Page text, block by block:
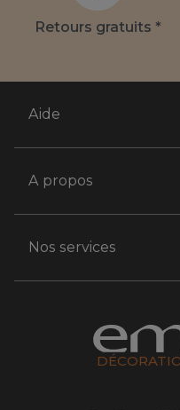
Retours gratuits *
Aide
A propos
Nos services